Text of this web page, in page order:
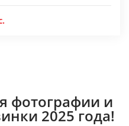
фотографии и
2025 года!